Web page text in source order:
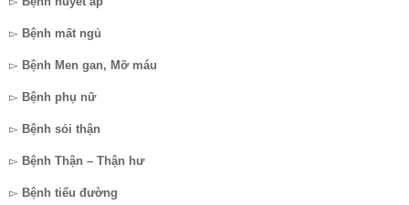
▻ Bệnh mất ngủ
▻ Bệnh Men gan, Mỡ máu
▻ Bệnh phụ nữ
▻ Bệnh sỏi thận
▻ Bệnh Thận – Thận hư
▻ Bệnh tiểu đường